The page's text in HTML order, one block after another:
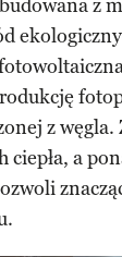
z
z
ciepła, a